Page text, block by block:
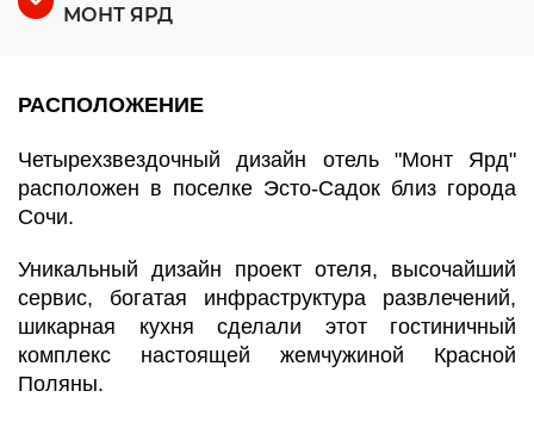
МОНТ ЯРД
РАСПОЛОЖЕНИЕ
Четырехзвездочный дизайн отель "Монт Ярд"
расположен в поселке Эсто-Садок близ города
Сочи.
Уникальный дизайн проект отеля, высочайший
сервис, богатая инфраструктура развлечений,
шикарная кухня сделали этот гостиничный
комплекс настоящей жемчужиной Красной
Поляны.